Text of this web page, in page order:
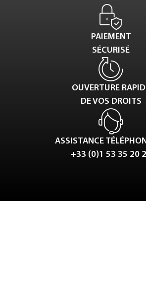
PAIEMENT
SÉCURISÉ
OUVERTURE
DE VOS DROITS
ASSISTANCE
+33 (0)1 53 35 20